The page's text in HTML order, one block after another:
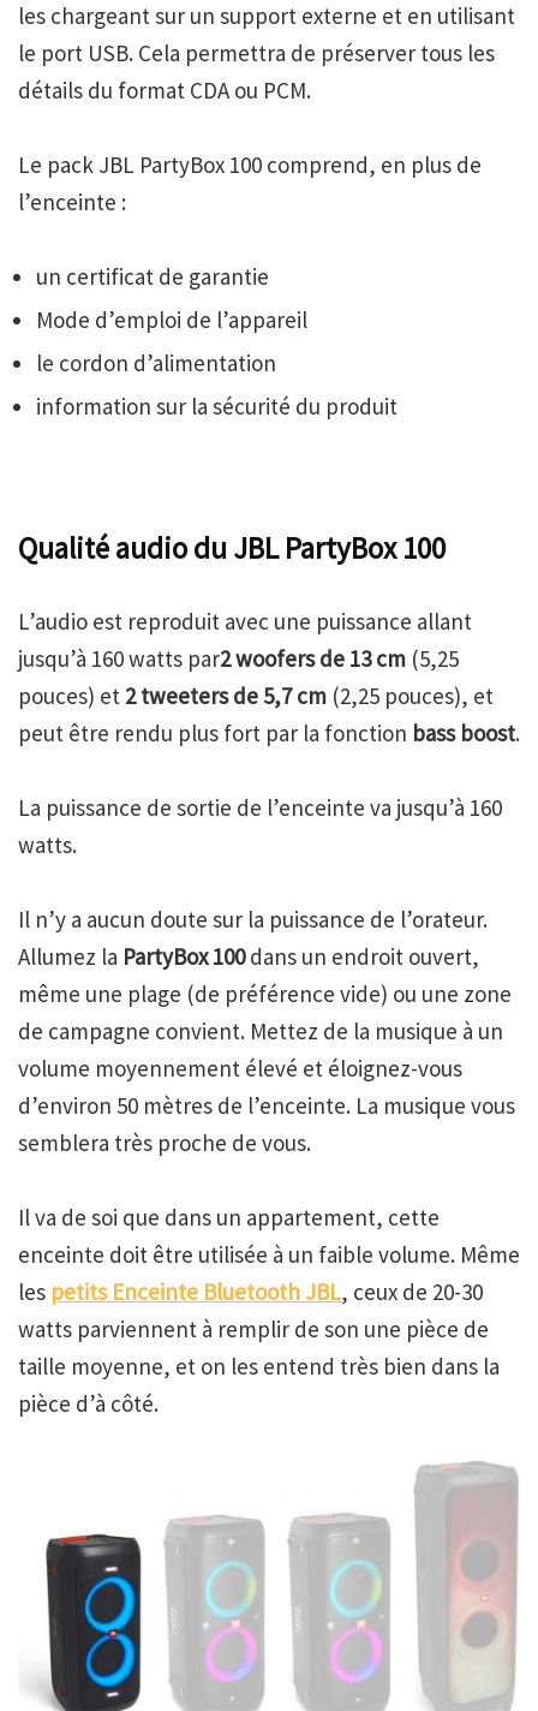
les chargeant sur un support externe et en utilisant
le port USB. Cela permettra de préserver tous les
détails du format CDA ou PCM.
Le pack JBL PartyBox 100 comprend, en plus de
l’enceinte :
un certificat de garantie
Mode d’emploi de l’appareil
le cordon d’alimentation
information sur la sécurité du produit
Qualité audio du JBL PartyBox 100
L’audio est reproduit avec une puissance allant
jusqu’à 160 watts par2 woofers de 13 cm (5,25
pouces) et 2 tweeters de 5,7 cm (2,25 pouces), et
peut être rendu plus fort par la fonction bass boost.
La puissance de sortie de l’enceinte va jusqu’à 160
watts.
Il n’y a aucun doute sur la puissance de l’orateur.
Allumez la PartyBox 100dans un endroit ouvert,
même une plage (de préférence vide) ou une zone
de campagne convient. Mettez de la musique à un
volume moyennement élevé et éloignez-vous
d’environ 50 mètres de l’enceinte. La musique vous
semblera très proche de vous.
Il va de soi que dans un appartement, cette
enceinte doit être utilisée à un faible volume. Même
les petits Enceinte Bluetooth JBL, ceux de 20-30
watts parviennent à remplir de son une pièce de
taille moyenne, et on les entend très bien dans la
pièce d’à côté.